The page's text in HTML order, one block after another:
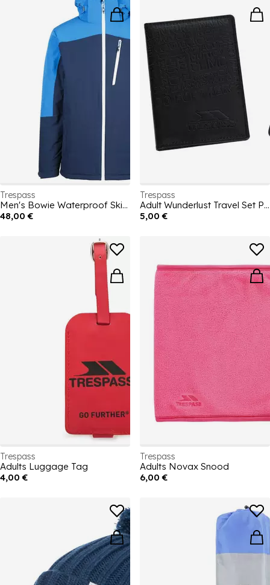
Farben und Mustern, die zu vielen Stilen passen, wird unsere
Trespass-Kollektion bei Outdoor-Liebhabern sicher ein Hit sein.
Trespass
Men's Bowie Waterproof Ski Jacket
48,00 €
Trespass
Adult Wunderlust Travel Set Passport and Luggage Tag
5,00 €
Trespass
Adults Luggage Tag
4,00 €
Trespass
Adults Novax Snood
6,00 €